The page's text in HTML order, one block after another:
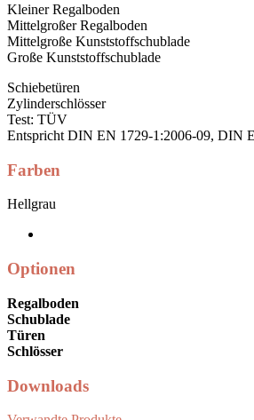
Kleiner Regalboden
Mittelgroßer
Mittelgroße
Große
Schiebetüren
Zylinderschlösser
Test: TÜV
Entspricht DIN EN 1729-1:2006-09, DIN
Farben
Hellgrau
Optionen
Regalboden
Schublade
Türen
Schlösser
Downloads